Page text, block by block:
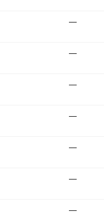
—
—
—
—
—
—
—